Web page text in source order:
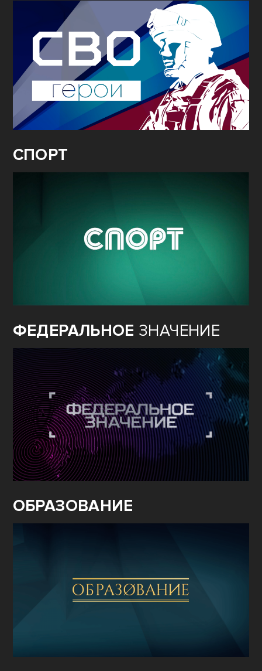
СПОРТ
ФЕДЕРАЛЬНОЕ ЗНАЧЕНИЕ
ОБРАЗОВАНИЕ